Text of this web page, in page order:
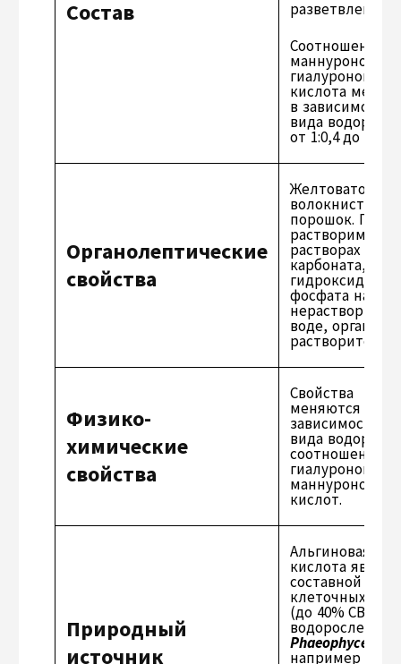
Состав
Соотношение
маннуроновая:
гиалуроновая
кислота
в зависимости
вида
от 1:0,4 до 1:1,9.
Органолептические
свойства
Желтовато-
волокнистый
порошок. Плохо
растворим в
растворах
карбоната,
гидроксида и
фосфата
нерастворим в
воде,
растворителях.
Физико-
химические
свойства
Свойства
меняются в
зависимости от
вида
соотношения
гиалуроновой и
маннуроновой
кислот.
Природный
источник
Альгиновая
кислота
составной
клеточных
(до 40% СВ)
водорослей
Phaeophyceae
например вида